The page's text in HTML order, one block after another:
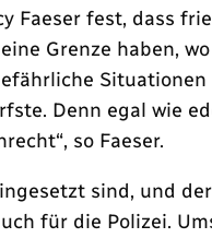
Faeser fest, dass
Grenze haben,
Denn egal wie
so Faeser.
sind, und
für die Polizei.